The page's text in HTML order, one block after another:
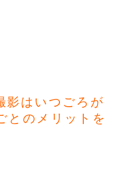
影はいつごろが
とのメリットを